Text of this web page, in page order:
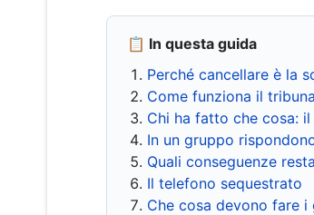
📋 In questa guida
Perché cancellare è la
Come funziona il
Chi ha fatto che cosa:
In un gruppo
Quali conseguenze
Il telefono sequestrato
Che cosa devono fare i